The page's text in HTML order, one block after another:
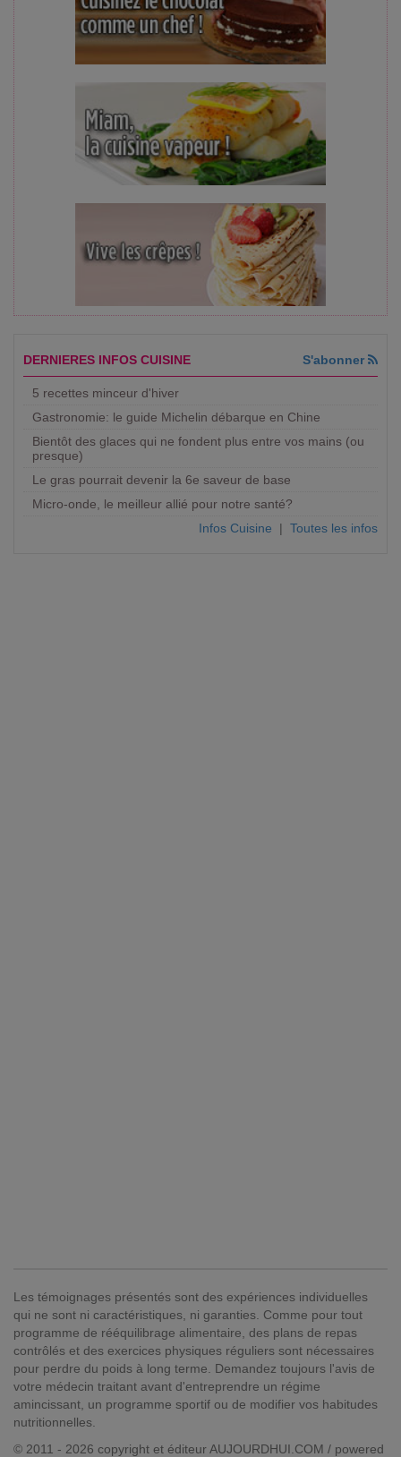
DERNIERES INFOS CUISINE S'abonner
5 recettes minceur d'hiver
Gastronomie: le guide Michelin débarque en Chine
Bientôt des glaces qui ne fondent plus entre vos mains (ou
presque)
Le gras pourrait devenir la 6e saveur de base
Micro-onde, le meilleur allié pour notre santé?
Infos Cuisine | Toutes les infos
Les témoignages présentés sont des expériences individuelles
qui ne sont ni caractéristiques, ni garanties. Comme pour tout
programme de rééquilibrage alimentaire, des plans de repas
contrôlés et des exercices physiques réguliers sont nécessaires
pour perdre du poids à long terme. Demandez toujours l'avis de
votre médecin traitant avant d'entreprendre un régime
amincissant, un programme sportif ou de modifier vos habitudes
nutritionnelles.
© 2011 - 2026 copyright et éditeur AUJOURDHUI.COM / powered